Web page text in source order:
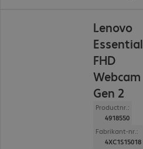
Lenovo
Essential
FHD
Webcam
Gen 2
Productnr.:
4918550
Fabrikant-nr.:
4XC1S15018